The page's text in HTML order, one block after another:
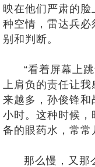
映在他们严肃的
种空情，雷达兵
别和判断。
“看着屏幕上跳
上肩负的责任让我
来越多，孙俊锋
小时。这种时候，
备的眼药水，常常
那么慢，又那么